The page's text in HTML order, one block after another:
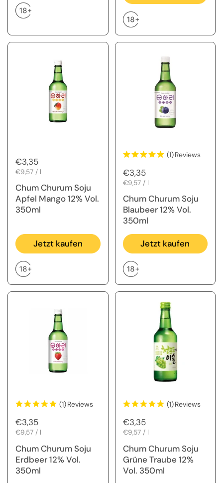
Regulärer Preis
€3,35
Stückpreis
€9,57 / l
Chum Churum Soju
Apfel Mango 12% Vol.
350ml
Jetzt kaufen
(1)Reviews
Regulärer Preis
€3,35
Stückpreis
€9,57 / l
Chum Churum Soju
Blaubeer 12% Vol.
350ml
Jetzt kaufen
(1)Reviews
Regulärer Preis
€3,35
Stückpreis
€9,57 / l
Chum Churum Soju
Erdbeer 12% Vol.
350ml
(1)Reviews
Regulärer Preis
€3,35
Stückpreis
€9,57 / l
Chum Churum Soju
Grüne Traube 12%
Vol. 350ml